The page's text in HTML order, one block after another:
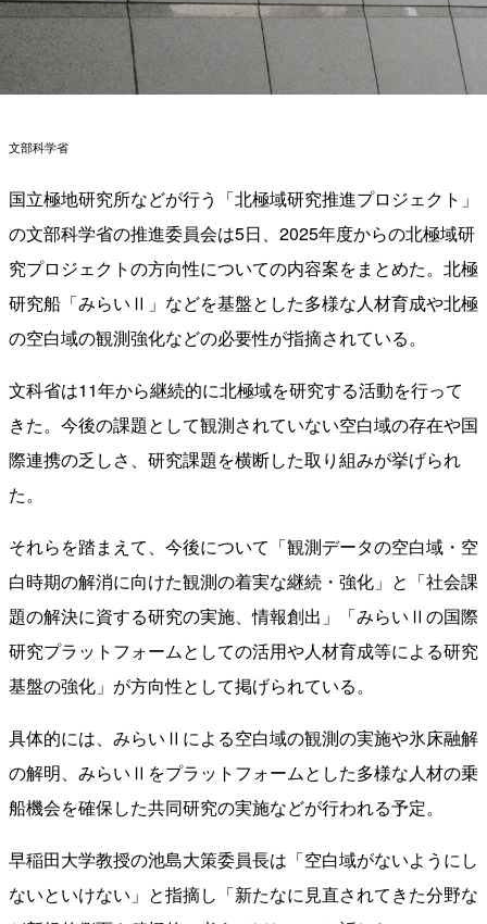
文部科学省
国立極地研究所などが行う「北極域研究推進プロジェクト」
の文部科学省の推進委員会は5日、2025年度からの北極域研
究プロジェクトの方向性についての内容案をまとめた。北極
研究船「みらいⅡ」などを基盤とした多様な人材育成や北極
の空白域の観測強化などの必要性が指摘されている。
文科省は11年から継続的に北極域を研究する活動を行って
きた。今後の課題として観測されていない空白域の存在や国
際連携の乏しさ、研究課題を横断した取り組みが挙げられ
た。
それらを踏まえて、今後について「観測データの空白域・空
白時期の解消に向けた観測の着実な継続・強化」と「社会課
題の解決に資する研究の実施、情報創出」「みらいⅡの国際
研究プラットフォームとしての活用や人材育成等による研究
基盤の強化」が方向性として掲げられている。
具体的には、みらいⅡによる空白域の観測の実施や氷床融解
の解明、みらいⅡをプラットフォームとした多様な人材の乗
船機会を確保した共同研究の実施などが行われる予定。
早稲田大学教授の池島大策委員長は「空白域がないようにし
ないといけない」と指摘し「新たなに見直されてきた分野な